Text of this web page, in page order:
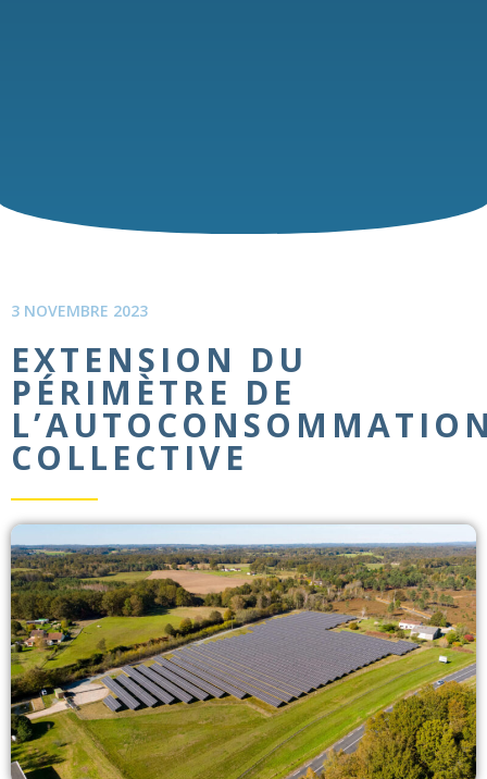
3 NOVEMBRE 2023
EXTENSION DU
PÉRIMÈTRE DE
COLLECTIVE